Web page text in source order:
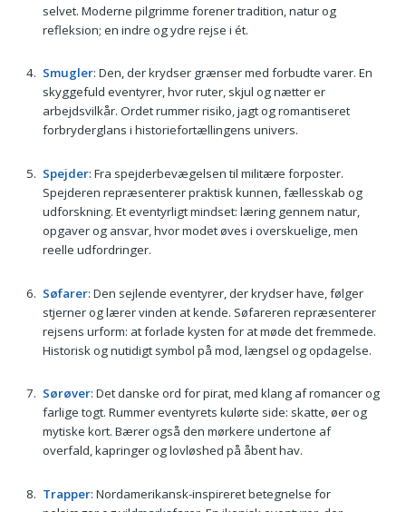
selvet. Moderne pilgrimme forener tradition, natur og
refleksion; en indre og ydre rejse i ét.
Smugler: Den, der krydser grænser med forbudte varer. En
skyggefuld eventyrer, hvor ruter, skjul og nætter er
arbejdsvilkår. Ordet rummer risiko, jagt og romantiseret
forbryderglans i historiefortællingens univers.
Spejder: Fra spejderbevægelsen til militære forposter.
Spejderen repræsenterer praktisk kunnen, fællesskab og
udforskning. Et eventyrligt mindset: læring gennem natur,
opgaver og ansvar, hvor modet øves i overskuelige, men
reelle udfordringer.
Søfarer: Den sejlende eventyrer, der krydser have, følger
stjerner og lærer vinden at kende. Søfareren repræsenterer
rejsens urform: at forlade kysten for at møde det fremmede.
Historisk og nutidigt symbol på mod, længsel og opdagelse.
Sørøver: Det danske ord for pirat, med klang af romancer og
farlige togt. Rummer eventyrets kulørte side: skatte, øer og
mytiske kort. Bærer også den mørkere undertone af
overfald, kapringer og lovløshed på åbent hav.
Trapper: Nordamerikansk-inspireret betegnelse for